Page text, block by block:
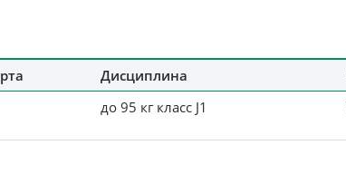
Дисциплина
до 95 кг класс J1